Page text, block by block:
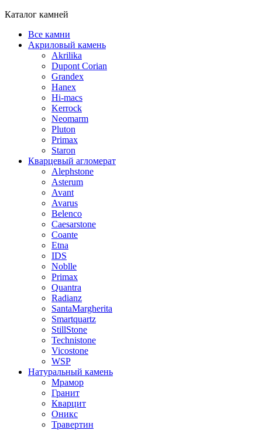
Каталог камней
Все камни
Акриловый камень
Akrilika
Dupont Corian
Grandex
Hanex
Hi-macs
Kerrock
Neomarm
Pluton
Primax
Staron
Кварцевый агломерат
Alephstone
Asterum
Avant
Avarus
Belenco
Caesarstone
Coante
Etna
IDS
Noblle
Primax
Quantra
Radianz
SantaMargherita
Smartquartz
StillStone
Technistone
Vicostone
WSP
Натуральный камень
Мрамор
Гранит
Кварцит
Оникс
Травертин